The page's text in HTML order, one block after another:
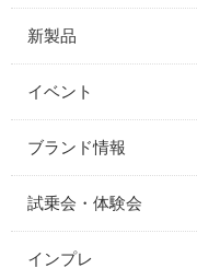
新製品
イベント
ブランド情報
試乗会・体験会
インプレ